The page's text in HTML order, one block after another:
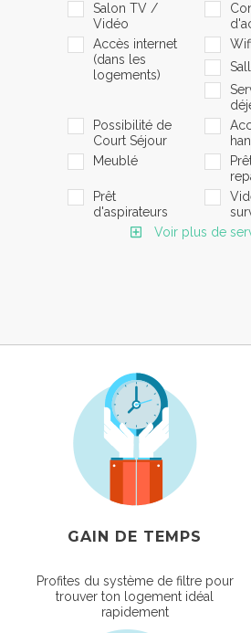
Salon TV /
Vidéo
Accès internet
(dans les
logements)
Possibilité de
Court Séjour
Meublé
Prêt
d'aspirateurs
Voir plus de
GAIN DE TEMPS
Profites du système de filtre pour
trouver ton logement idéal
rapidement